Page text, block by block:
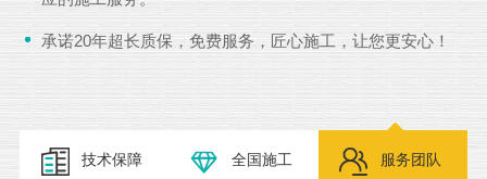
承诺20年超长质保，免费服务，匠心施工，让您更安心！
技术保障 全国施工 服务团队